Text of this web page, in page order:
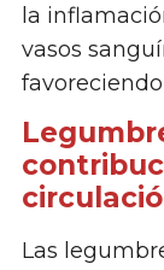
la
vasos
Las